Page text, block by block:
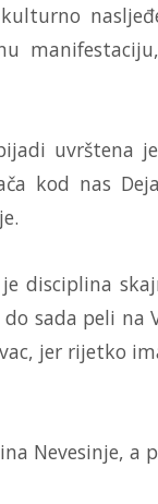
uvrštena
kod nas
disciplina
sada peli na
jer rijetko
Nevesinje, a